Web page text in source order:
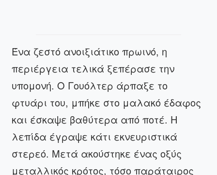
Ένα ζεστό ανοιξιάτικο πρωινό, η
περιέργεια τελικά ξεπέρασε την
υπομονή. Ο Γουόλτερ άρπαξε το
φτυάρι του, μπήκε στο μαλακό έδαφος
και έσκαψε βαθύτερα από ποτέ. Η
λεπίδα έγραψε κάτι εκνευριστικά
στερεό. Μετά ακούστηκε ένας οξύς
μεταλλικός κρότος, τόσο παράταιρος